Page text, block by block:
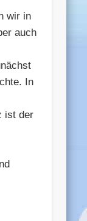
wir in
auch
In
ist der